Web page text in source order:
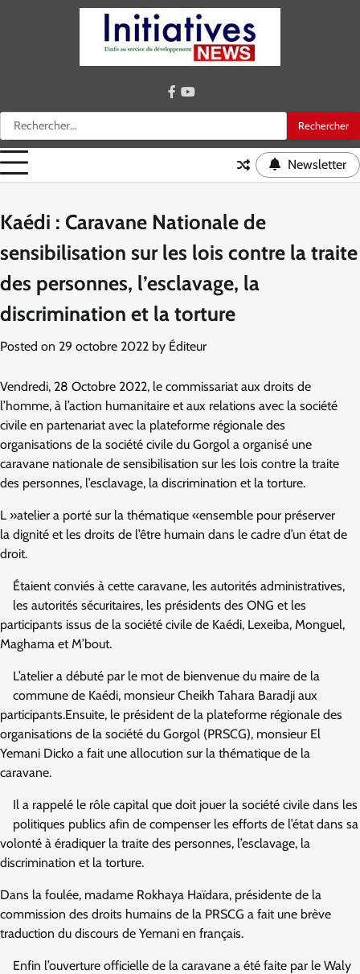
Rechercher :
facebook
youtube
Newsletter
Kaédi : Caravane Nationale de
sensibilisation sur les lois contre la traite
des personnes, l’esclavage, la
discrimination et la torture
Posted on 29 octobre 2022 by Éditeur
Vendredi, 28 Octobre 2022, le commissariat aux droits de
l’homme, à l’action humanitaire et aux relations avec la société
civile en partenariat avec la plateforme régionale des
organisations de la société civile du Gorgol a organisé une
caravane nationale de sensibilisation sur les lois contre la traite
des personnes, l’esclavage, la discrimination et la torture.
L »atelier a porté sur la thématique «ensemble pour préserver
la dignité et les droits de l’être humain dans le cadre d’un état de
droit.
Étaient conviés à cette caravane, les autorités administratives,
les autorités sécuritaires, les présidents des ONG et les
participants issus de la société civile de Kaédi, Lexeiba, Monguel,
Maghama et M’bout.
L’atelier a débuté par le mot de bienvenue du maire de la
commune de Kaédi, monsieur Cheikh Tahara Baradji aux
participants.Ensuite, le président de la plateforme régionale des
organisations de la société du Gorgol (PRSCG), monsieur El
Yemani Dicko a fait une allocution sur la thématique de la
caravane.
Il a rappelé le rôle capital que doit jouer la société civile dans les
politiques publics afin de compenser les efforts de l’état dans sa
volonté à éradiquer la traite des personnes, l’esclavage, la
discrimination et la torture.
Dans la foulée, madame Rokhaya Haïdara, présidente de la
commission des droits humains de la PRSCG a fait une brève
traduction du discours de Yemani en français.
Enfin l’ouverture officielle de la caravane a été faite par le Waly